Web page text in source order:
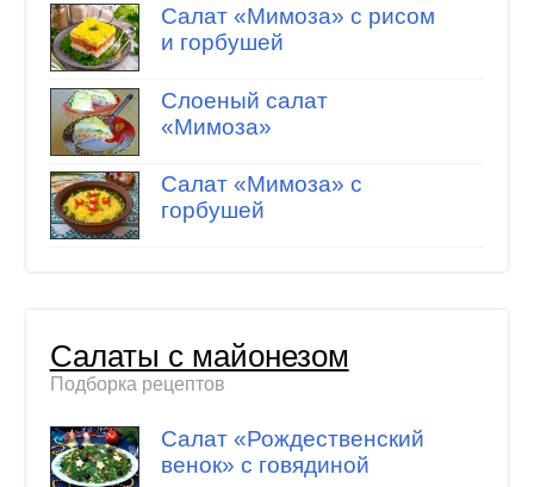
Салат «Мимоза» с рисом
и горбушей
Слоеный салат
«Мимоза»
Салат «Мимоза» с
горбушей
Салаты с майонезом
Подборка рецептов
Салат «Рождественский
венок» с говядиной